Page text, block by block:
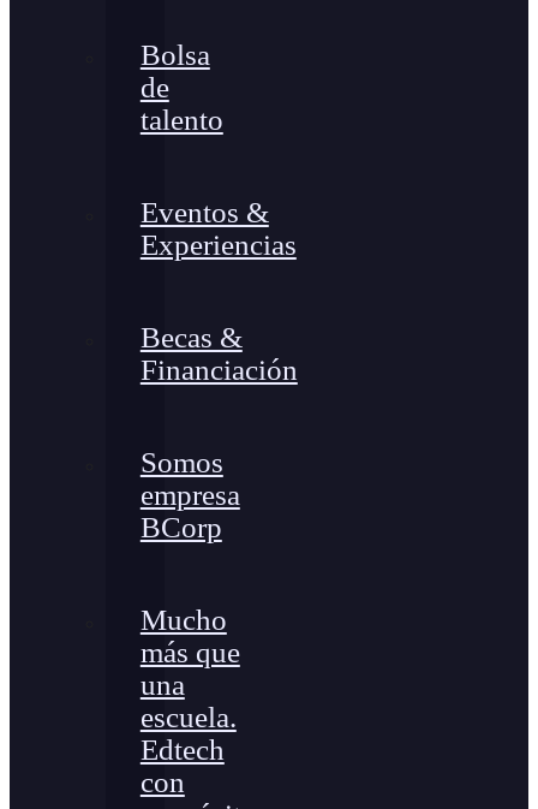
Bolsa
de
talento
Eventos &
Experiencias
Becas &
Financiación
Somos
empresa
BCorp
Mucho
más que
una
escuela.
Edtech
con